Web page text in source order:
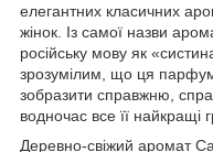
елегантних класичних
жінок. Із самої назви
російську мову як
зрозумілим, що ця
зобразити справжню,
водночас все її найкращі
Деревно-свіжий аромат